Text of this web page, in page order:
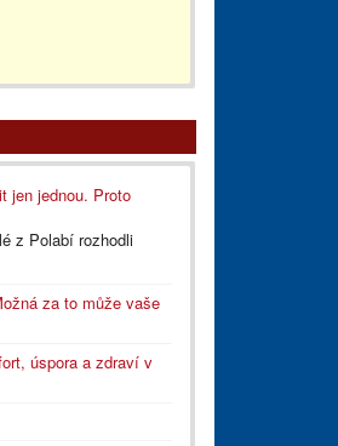
jen jednou. Proto
z Polabí rozhodli
za to může vaše
úspora a zdraví v